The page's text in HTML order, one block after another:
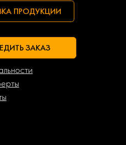
ПРОДУКЦИИ
ЗАКАЗ